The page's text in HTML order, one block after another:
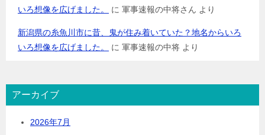
いろ想像を広げました。
に 軍事速報の中将さん より
新潟県の糸魚川市に昔、鬼が住み着いていた？地名からいろ
いろ想像を広げました。
に 軍事速報の中将 より
アーカイブ
2026年7月